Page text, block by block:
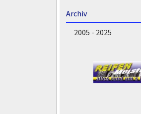
Archiv
2005 - 2025